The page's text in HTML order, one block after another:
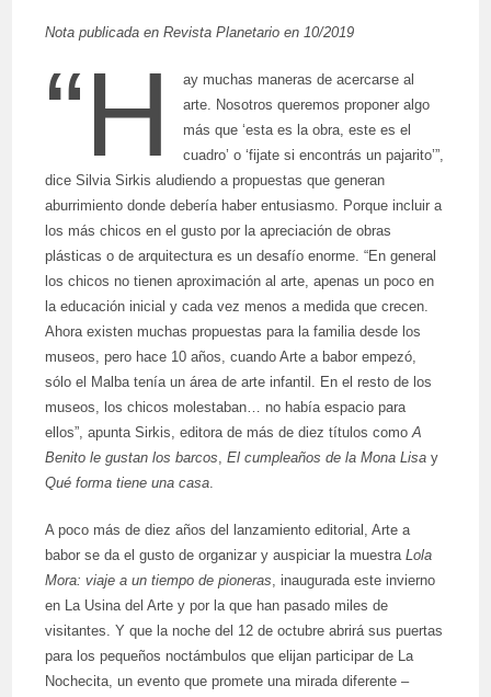
Nota publicada en Revista Planetario en 10/2019
“H
ay muchas maneras de acercarse al
arte. Nosotros queremos proponer algo
más que ‘esta es la obra, este es el
cuadro’ o ‘fijate si encontrás un pajarito’”,
dice Silvia Sirkis aludiendo a propuestas que generan
aburrimiento donde debería haber entusiasmo. Porque incluir a
los más chicos en el gusto por la apreciación de obras
plásticas o de arquitectura es un desafío enorme. “En general
los chicos no tienen aproximación al arte, apenas un poco en
la educación inicial y cada vez menos a medida que crecen.
Ahora existen muchas propuestas para la familia desde los
museos, pero hace 10 años, cuando Arte a babor empezó,
sólo el Malba tenía un área de arte infantil. En el resto de los
museos, los chicos molestaban… no había espacio para
ellos”, apunta Sirkis, editora de más de diez títulos comoA
Benito le gustan los barcos,El cumpleaños de la Mona Lisa y
Qué forma tiene una casa.
A poco más de diez años del lanzamiento editorial, Arte a
babor se da el gusto de organizar y auspiciar la muestraLola
Mora: viaje a un tiempo de pioneras, inaugurada este invierno
en La Usina del Arte y por la que han pasado miles de
visitantes. Y que la noche del 12 de octubre abrirá sus puertas
para los pequeños noctámbulos que elijan participar de La
Nochecita, un evento que promete una mirada diferente –